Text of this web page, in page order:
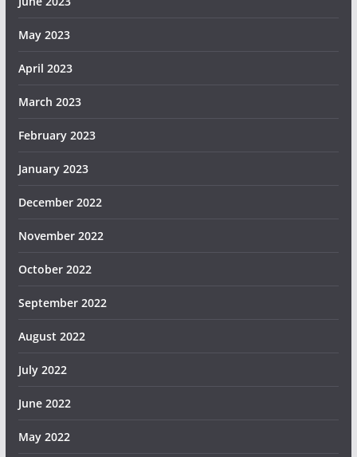
May 2023
April 2023
March 2023
February 2023
January 2023
December 2022
November 2022
October 2022
September 2022
August 2022
July 2022
June 2022
May 2022